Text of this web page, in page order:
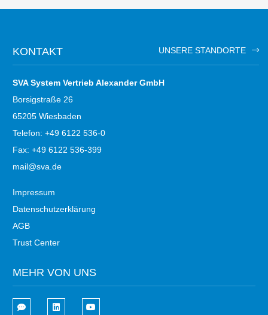
KONTAKT UNSERE STANDORTE
SVA System Vertrieb Alexander GmbH
Borsigstraße 26
65205 Wiesbaden
Telefon: +49 6122 536-0
Fax: +49 6122 536-399
mail@sva.de
Impressum
Datenschutzerklärung
AGB
Trust Center
MEHR VON UNS